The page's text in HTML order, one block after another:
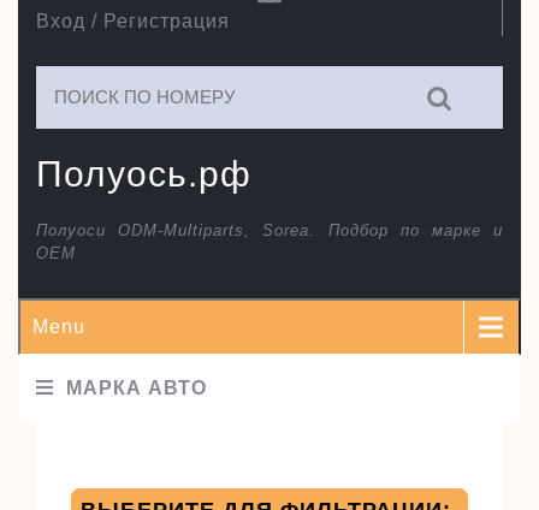
Полуось.рф
Полуоси ODM-Multiparts, Sorea. Подбор по марке и
ОЕМ
Вход / Регистрация
Menu
МАРКА АВТО